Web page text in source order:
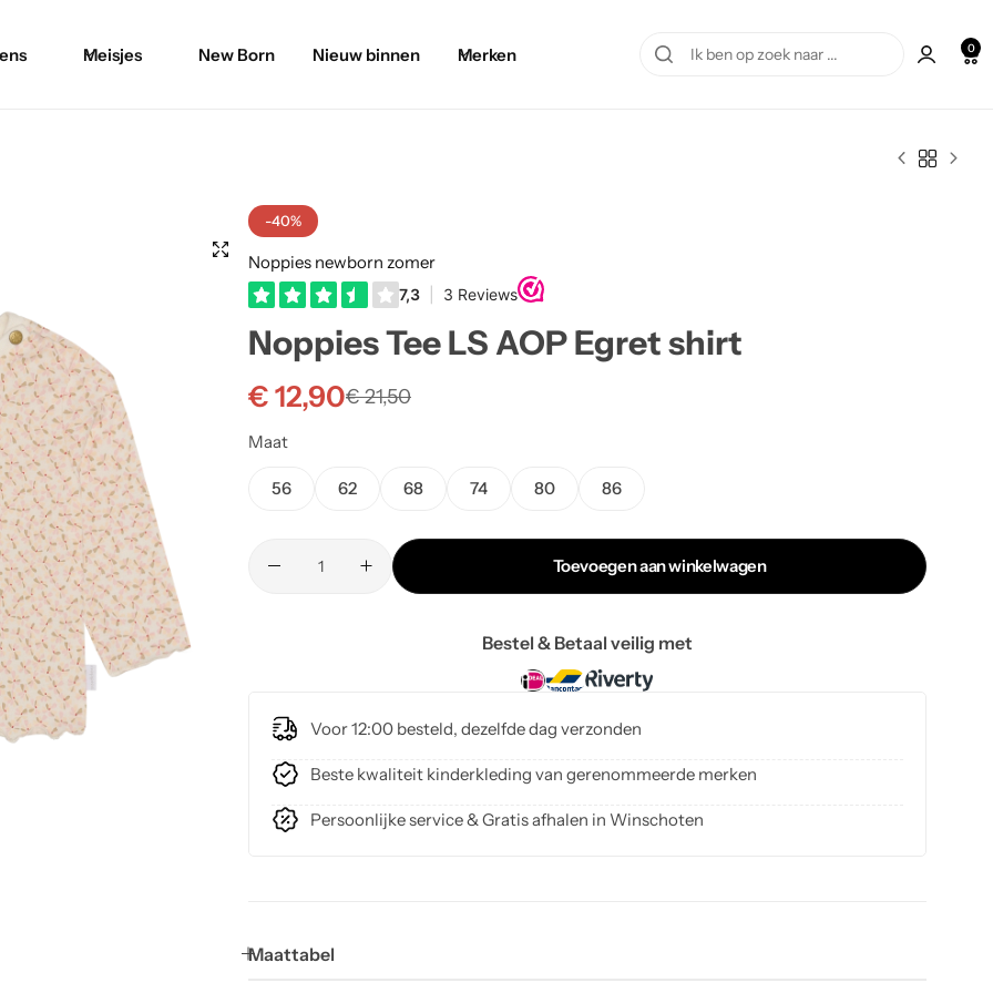
Meisjes New Born Nieuw binnen Merken 0
-40%
Noppies newborn zomer
Noppies Tee LS AOP Egret shirt
€21,50
€12,90
Maat
56 62 68 74 80 86
Toevoegen aan winkelwagen
Bestel & Betaal veilig met
Voor 12:00 besteld, dezelfde dag verzonden
Beste kwaliteit kinderkleding van gerenommeerde merken
Persoonlijke service & Gratis afhalen in Winschoten
Maattabel